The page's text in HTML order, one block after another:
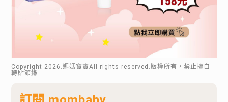
Copyright 2026 .媽媽寶寶All rights reserved.版權所有，禁止擅自
轉貼節錄